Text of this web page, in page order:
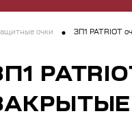
очки ЗП1 PATRIOT